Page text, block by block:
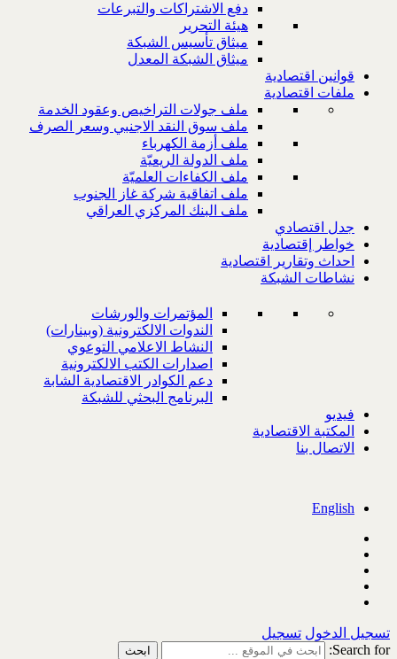
دفع الاشتراكات والتبرعات
هيئة التحرير
ميثاق تأسيس الشبكة
ميثاق الشبكة المعدل
قوانين اقتصادية
ملفات اقتصادية
ملف جولات التراخيص وعقود الخدمة
ملف سوق النقد الاجنبي وسعر الصرف
ملف أزمة الكهرباء
ملف الدولة الريعيّة
ملف الكفاءات العلميّة
ملف اتفاقية شركة غاز الجنوب
ملف البنك المركزي العراقي
جدل اقتصادي
خواطر إقتصادية
احداث وتقارير اقتصادية
نشاطات الشبكة
المؤتمرات والورشات
الندوات الالكترونية (وبينارات)
النشاط الاعلامي التوعوي
اصدارات الكتب الالكترونية
دعم الكوادر الاقتصادية الشابة
البرنامج البحثي للشبكة
فيديو
المكتبة الاقتصادية
الاتصال بنا
English
تسجيل الدخول تسجيل
Search for: